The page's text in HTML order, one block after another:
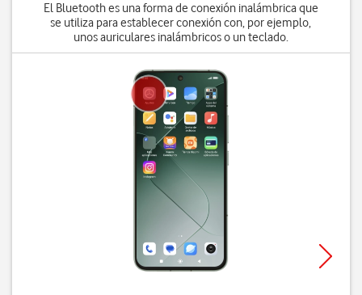
El Bluetooth es una forma de conexión inalámbrica que
se utiliza para establecer conexión con, por ejemplo,
unos auriculares inalámbricos o un teclado.